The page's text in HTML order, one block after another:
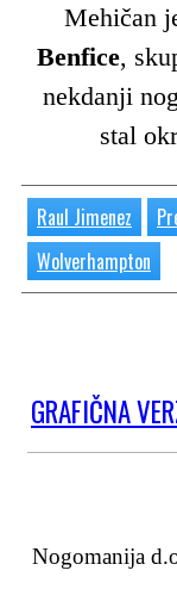
Mehičan
Benfice,
nekdanji
stal
Raul Jimenez
Wolverhampton
GRAFIČNA
Nogomanija